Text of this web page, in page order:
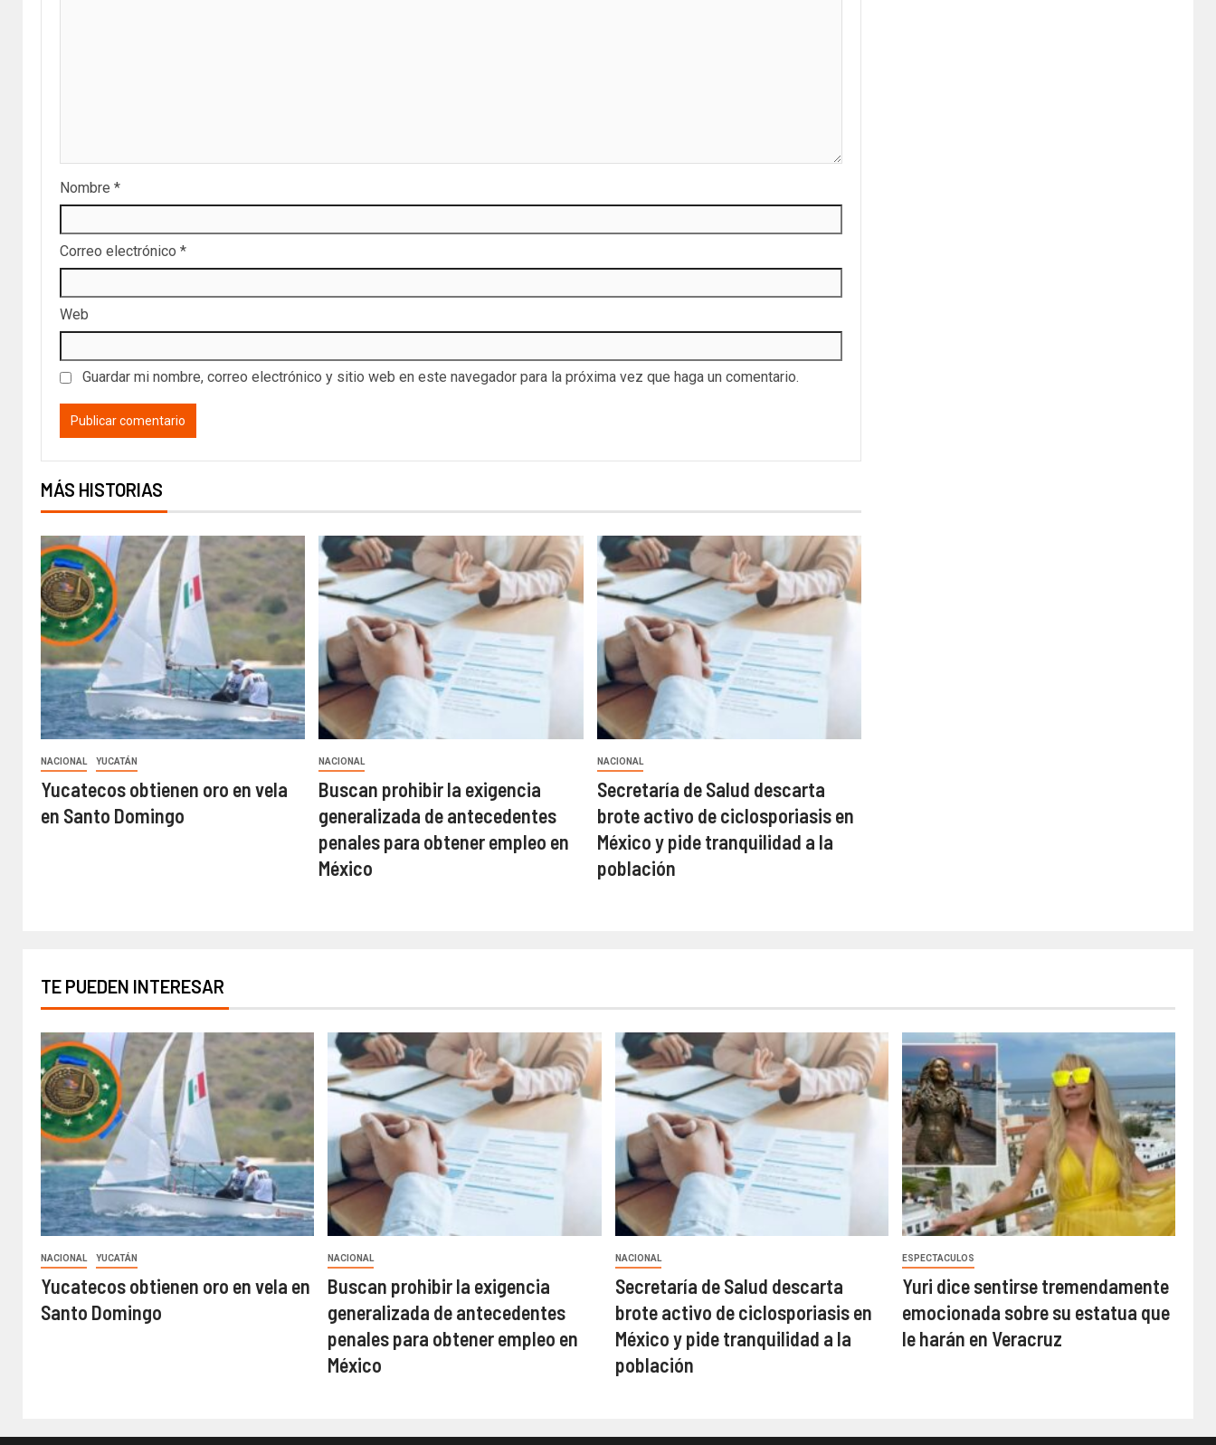
Nombre *
Correo electrónico *
Web
Guardar mi nombre, correo electrónico y sitio web en este navegador para la próxima vez que haga un comentario.
MÁS HISTORIAS
NACIONAL YUCATÁN
Yucatecos obtienen oro en vela
en Santo Domingo
NACIONAL
Buscan prohibir la exigencia
generalizada de antecedentes
penales para obtener empleo en
México
NACIONAL
Secretaría de Salud descarta
brote activo de ciclosporiasis en
México y pide tranquilidad a la
población
TE PUEDEN INTERESAR
NACIONAL YUCATÁN
Yucatecos obtienen oro en vela en
Santo Domingo
NACIONAL
Buscan prohibir la exigencia
generalizada de antecedentes
penales para obtener empleo en
México
NACIONAL
Secretaría de Salud descarta
brote activo de ciclosporiasis en
México y pide tranquilidad a la
población
ESPECTACULOS
Yuri dice sentirse tremendamente
emocionada sobre su estatua que
le harán en Veracruz